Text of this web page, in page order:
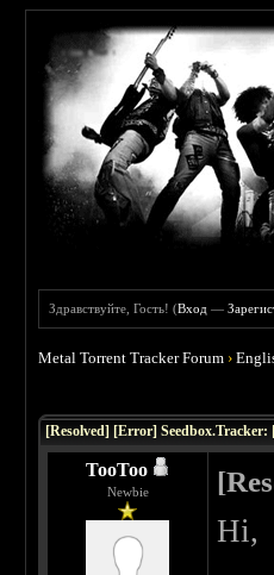
Здравствуйте, Гость! (Вход —
Metal Torrent Tracker Forum ›
[Resolved] [Error] Seedbox.Tracker:
TooToo
Newbie
Hi,